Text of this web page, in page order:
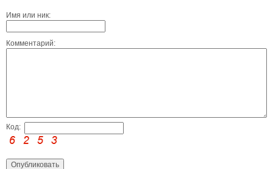
Имя или ник:
Комментарий:
Код: